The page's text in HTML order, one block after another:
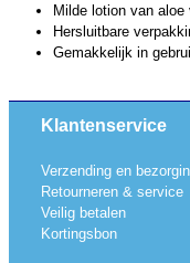
Milde lotion van
Hersluitbare
Gemakkelijk in
Klantenservice
Verzending en
Retourneren & service
Veilig betalen
Kortingsbon